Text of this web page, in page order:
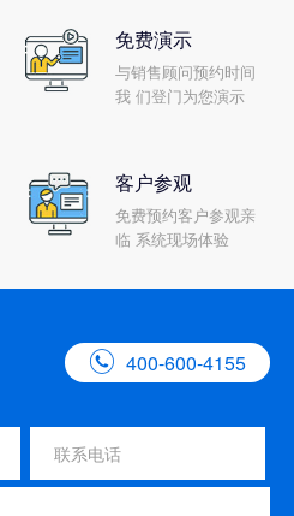
免费演示
与销售顾问预约时间
我 们登门为您演示
客户参观
免费预约客户参观亲
临 系统现场体验
 400-600-4155